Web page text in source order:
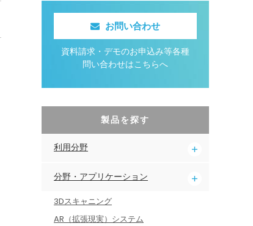
お問い合わせ
資料請求・デモのお申込み等各種
問い合わせはこちらへ
製品を探す
利用分野
分野・アプリケーション
3Dスキャニング
AR（拡張現実）システム